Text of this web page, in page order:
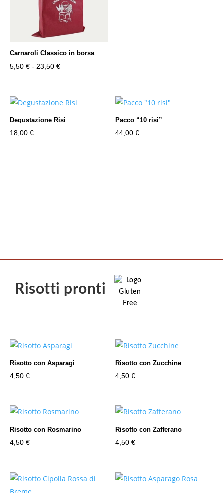
Carnaroli Classico in borsa
5,50 € - 23,50 €Fascia
da
5,50 €
Degustazione Risi
18,00 €
Pacco “10 risi”
44,00€
Risotti pronti
Risotto con Asparagi
4,50 €
Risotto con Zucchine
4,50€
Risotto con Rosmarino
4,50 €
Risotto con Zafferano
4,50€